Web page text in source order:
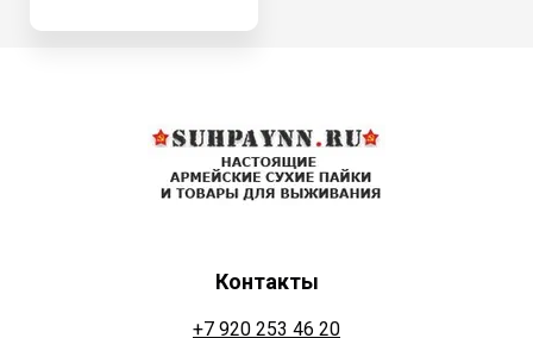
Контакты
+7 920 253 46 20